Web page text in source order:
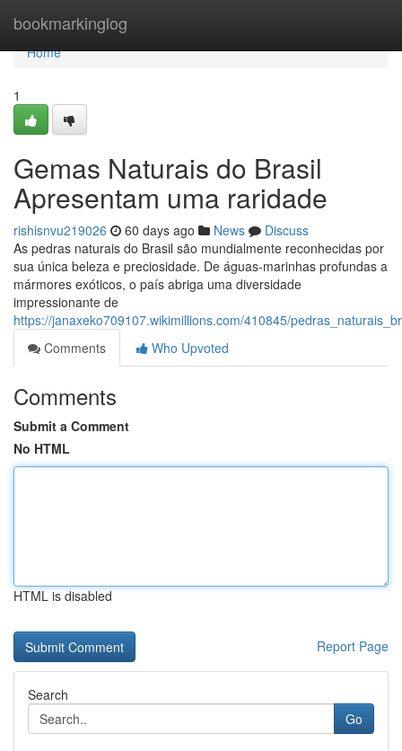
bookmarkinglog
Home
Home
1
Gemas Naturais do Brasil
Apresentam uma raridade
rishisnvu219026 60 days ago News
Discuss
As pedras naturais do Brasil são mundialmente reconhecidas por
sua única beleza e preciosidade. De águas-marinhas profundas a
mármores exóticos, o país abriga uma diversidade
impressionante de
https://janaxeko709107.wikimillions.com/410845/
Comments
Who Upvoted
Comments
Submit a Comment
No HTML
HTML is disabled
Report Page
Search
Go